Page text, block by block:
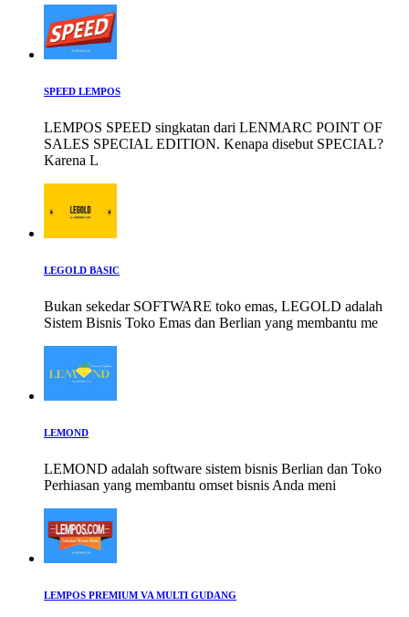
SPEED LEMPOS
LEMPOS SPEED singkatan dari LENMARC POINT OF
SALES SPECIAL EDITION. Kenapa disebut SPECIAL?
Karena L
LEGOLD BASIC
Bukan sekedar SOFTWARE toko emas, LEGOLD adalah
Sistem Bisnis Toko Emas dan Berlian yang membantu me
LEMOND
LEMOND adalah software sistem bisnis Berlian dan Toko
Perhiasan yang membantu omset bisnis Anda meni
LEMPOS PREMIUM VA MULTI GUDANG